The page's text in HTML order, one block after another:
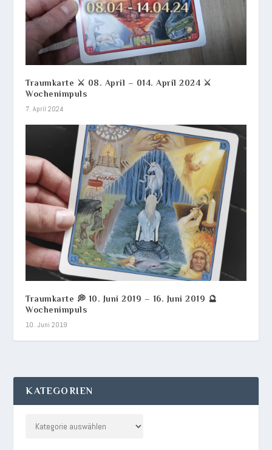
Traumkarte ⚔️ 08. April – 014. April 2024 ⚔️
Wochenimpuls
7. April 2024
Traumkarte 💭 10. Juni 2019 – 16. Juni 2019 🔮
Wochenimpuls
10. Juni 2019
KATEGORIEN